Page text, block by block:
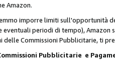
Amazon.
imporre limiti sull'opportunità
eventuali periodi di tempo),
delle Commissioni Pubblicitarie, ti
Pubblicitarie e